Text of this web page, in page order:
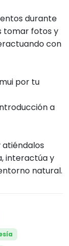
durante
tomar fotos y
con
por tu
a
atiéndalos
interactúa y
natural.